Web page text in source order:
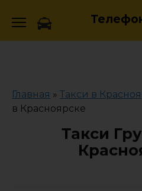
Главная » Такси в
в Красноярске
Такси